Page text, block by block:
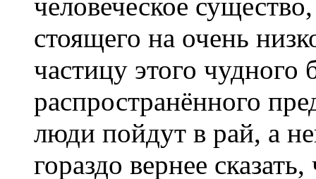
человеческое
стоящего на очень
частицу этого чудного
распространённого
люди пойдут в рай, а
гораздо вернее